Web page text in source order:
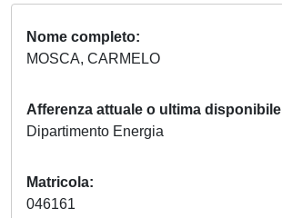
Nome completo
MOSCA, CARMELO
Afferenza attuale o ultima disponibile
Dipartimento Energia
Matricola
046161